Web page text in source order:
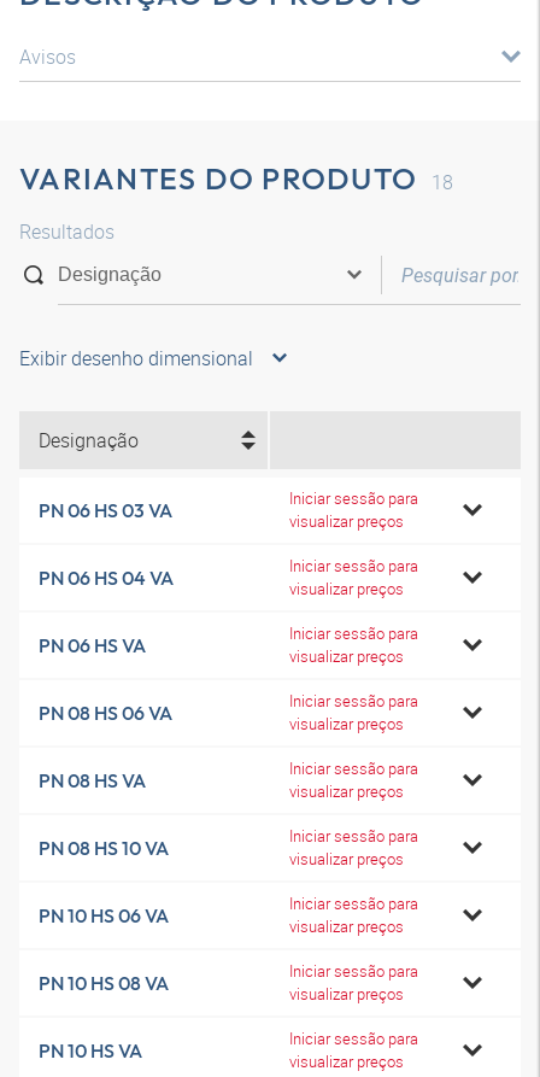
Avisos
VARIANTES DO PRODUTO
18
Resultados
Exibir desenho dimensional
Designação
PN 06 HS 03 VA
Iniciar sessão para
visualizar preços
PN 06 HS 04 VA
Iniciar sessão para
visualizar preços
PN 06 HS VA
Iniciar sessão para
visualizar preços
PN 08 HS 06 VA
Iniciar sessão para
visualizar preços
PN 08 HS VA
Iniciar sessão para
visualizar preços
PN 08 HS 10 VA
Iniciar sessão para
visualizar preços
PN 10 HS 06 VA
Iniciar sessão para
visualizar preços
PN 10 HS 08 VA
Iniciar sessão para
visualizar preços
PN 10 HS VA
Iniciar sessão para
visualizar preços